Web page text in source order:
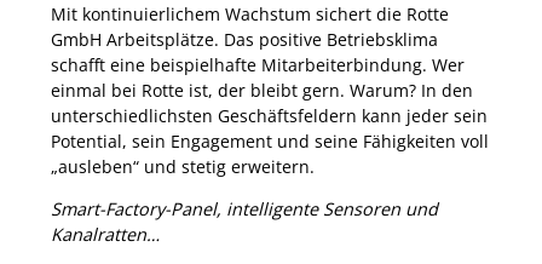
Mit kontinuierlichem Wachstum sichert die Rotte
GmbH Arbeitsplätze. Das positive Betriebsklima
schafft eine beispielhafte Mitarbeiterbindung. Wer
einmal bei Rotte ist, der bleibt gern. Warum? In den
unterschiedlichsten Geschäftsfeldern kann jeder sein
Potential, sein Engagement und seine Fähigkeiten voll
„ausleben“ und stetig erweitern.
Smart-Factory-Panel, intelligente Sensoren und
Kanalratten…